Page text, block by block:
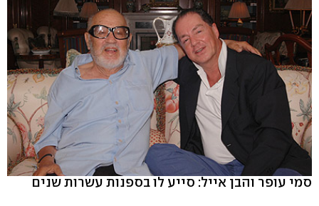
סמי עופר והבן אייל: סייע לו בספנות עשרות שנים